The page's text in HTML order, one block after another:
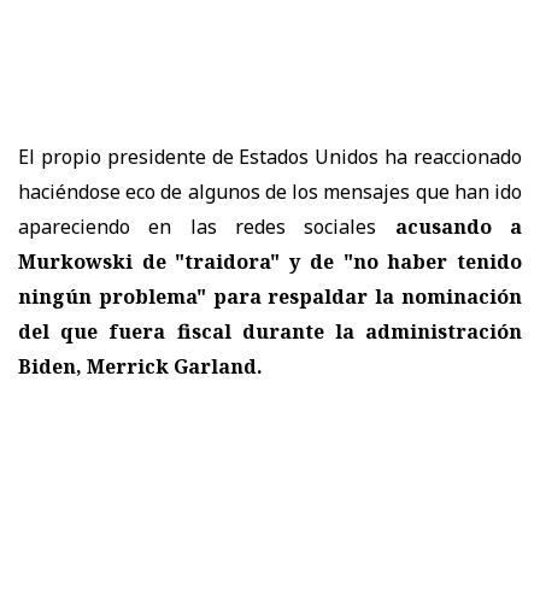
El propio presidente de Estados Unidos ha reaccionado
haciéndose eco de algunos de los mensajes que han ido
apareciendo en las redes sociales acusando a
Murkowski de "traidora" y de "no haber tenido
ningún problema" para respaldar la nominación
del que fuera fiscal durante la administración
Biden, Merrick Garland.